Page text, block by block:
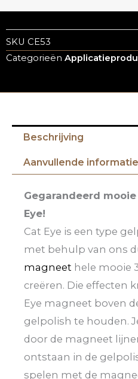
SKU CE53
Categorieën
Beschrijving
Aanvullende informatie
Gegarandeerd
Eye!
Cat Eye is een type
met behulp van ons
magneet hele mooie
creëren. Die effecten
Eye magneet boven
gelpolish te houden.
door de magneet
ontstaan in de
spelen met de